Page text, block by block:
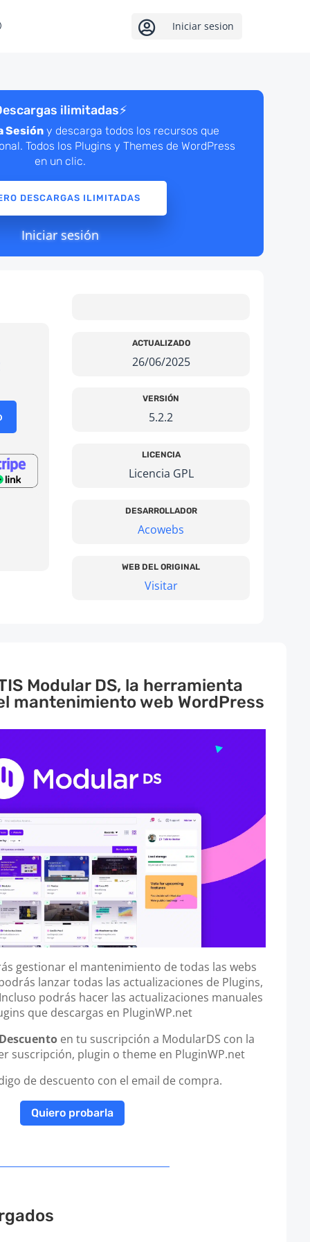
 Iniciar sesion
ilimitadas⚡
Sesióny descarga todos los recursos que
Todos los Plugins y Themes de WordPress
en un clic.
DESCARGAS ILIMITADAS
Iniciar sesión
3,99 €.
ACTUALIZADO
26/06/2025
VERSIÓN
5.2.2
LICENCIA
Licencia GPL
DESARROLLADOR
Acowebs
WEB DEL ORIGINAL
Visitar
Modular DS, la herramienta
mantenimiento web WordPress
gestionar el mantenimiento de todas las webs
lanzar todas las actualizaciones de Plugins,
podrás hacer las actualizaciones manuales
que descargas en PluginWP.net
en tu suscripción a ModularDS con la
suscripción, plugin o theme en PluginWP.net
de descuento con el email de compra.
Quiero probarla